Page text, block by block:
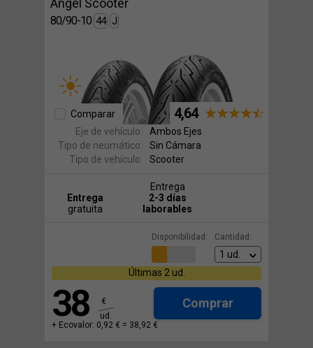
Angel Scooter
80/90-10 44 J
Comparar
Eje de vehículo:
Ambos Ejes
Tipo de neumático:
Sin Cámara
Tipo de vehículo:
Scooter
4,64
Entrega
gratuita
Entrega
2-3 días
laborables
Disponibilidad: Cantidad:
Últimas 2 ud.
38
€
ud.
Comprar
+ Ecovalor: 0,92 € = 38,92 €